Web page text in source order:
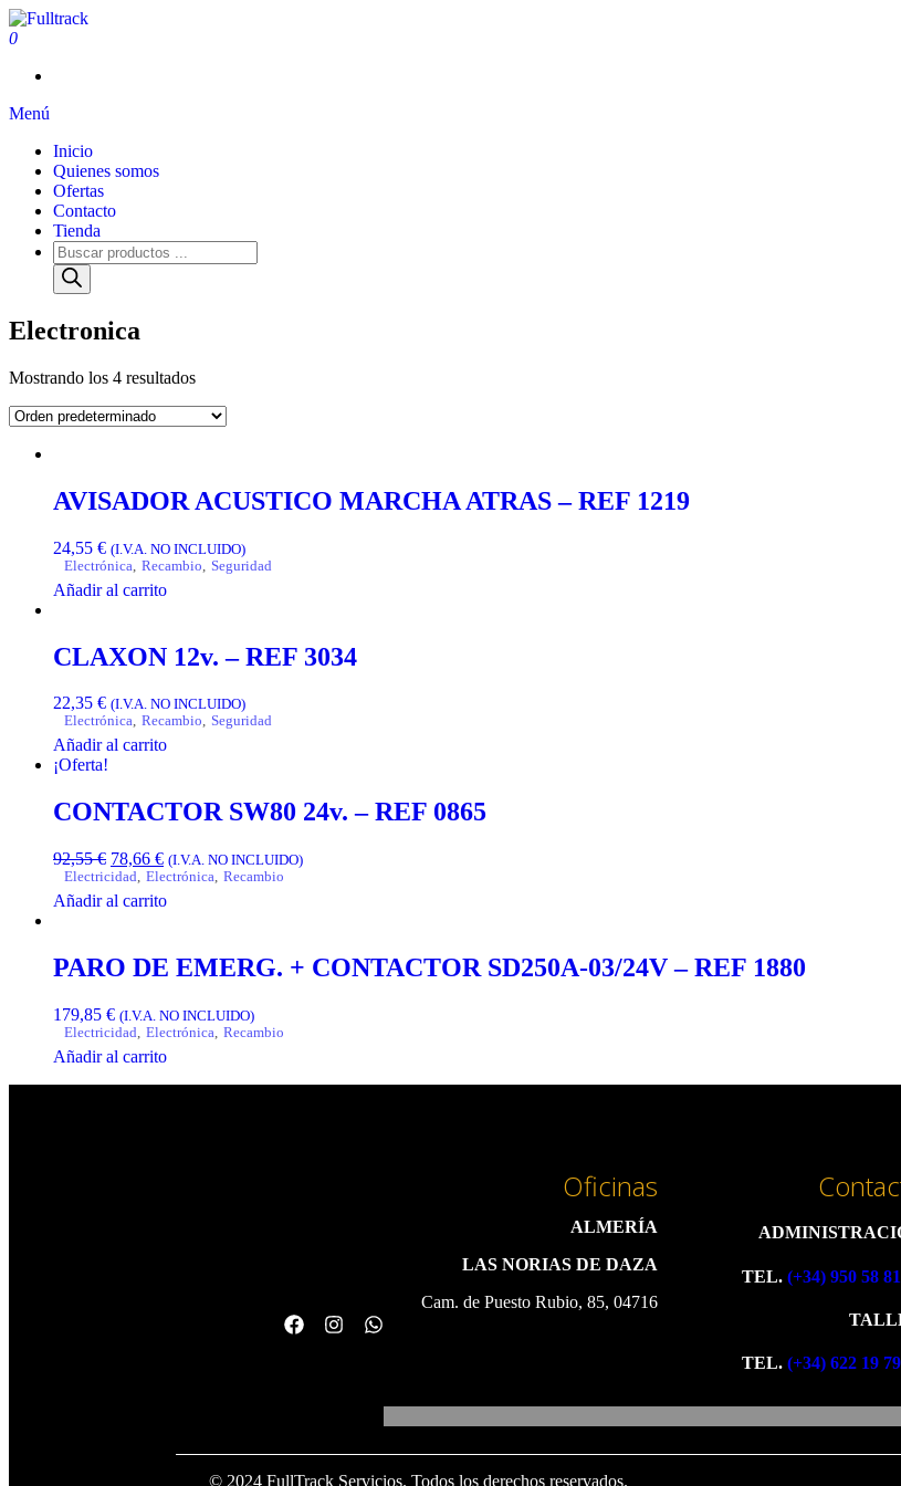
0
Menú
Inicio
Quienes somos
Ofertas
Contacto
Tienda
Electronica
Mostrando los 4 resultados
AVISADOR ACUSTICO MARCHA ATRAS – REF 1219
24,55 € (I.V.A. NO INCLUIDO)
Electrónica Recambio Seguridad
Añadir al carrito
CLAXON 12v. – REF 3034
22,35 € (I.V.A. NO INCLUIDO)
Electrónica, Recambio, Seguridad
Añadir al carrito
¡Oferta!
CONTACTOR SW80 24v. – REF 0865
92,55€ 78,66 € (I.V.A. NO INCLUIDO)
Electricidad, Electrónica, Recambio
Añadir al carrito
PARO DE EMERG. + CONTACTOR SD250A-03/24V – REF 1880
179,85 € (I.V.A. NO INCLUIDO)
Electricidad, Electrónica, Recambio
Añadir al carrito
Oficinas
ALMERÍA
LAS NORIAS DE DAZA
Cam. de Puesto Rubio, 85, 04716
TEL. (+34) 950 58
TEL. (+34) 622 19
© 2024 FullTrack Servicios. Todos los derechos reservados.